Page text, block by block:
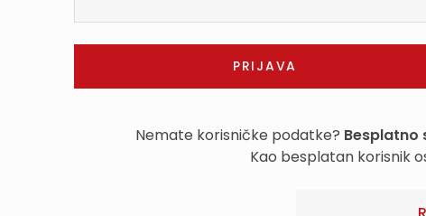
Nemate korisničke podatke? Besplatno
Kao besplatan korisnik